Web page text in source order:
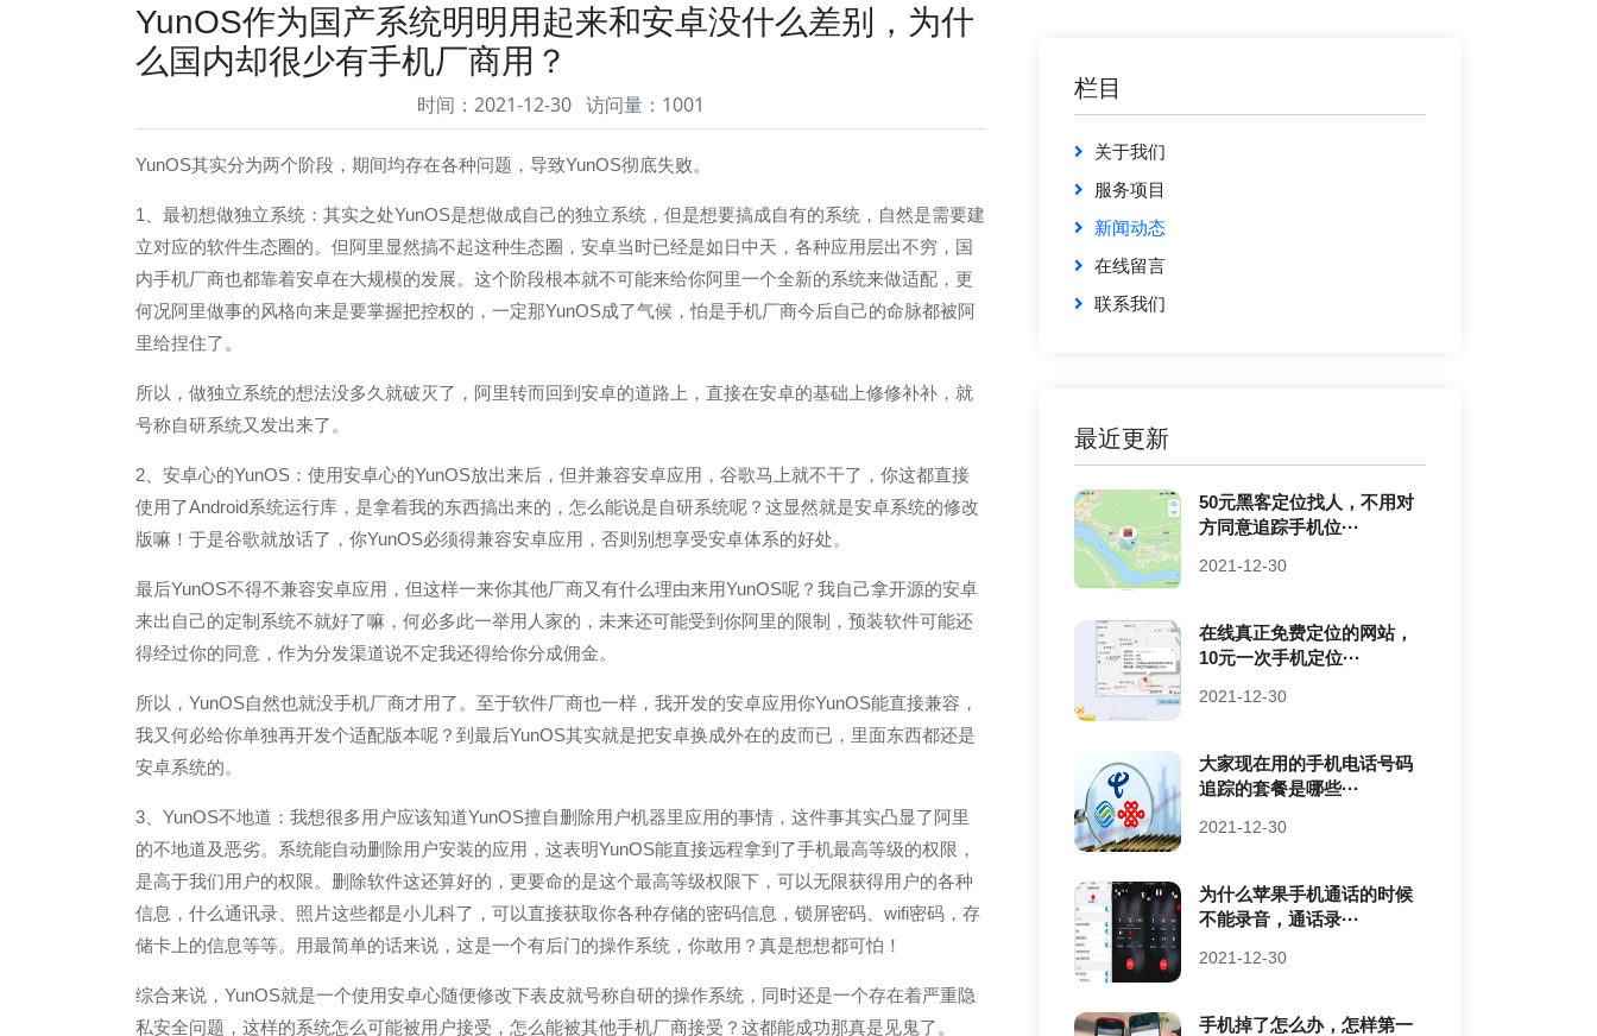
YunOS作为国产系统明明用起来和安卓没什么差别，为什
么国内却很少有手机厂商用？
时间：2021-12-30 访问量：1001
YunOS其实分为两个阶段，期间均存在各种问题，导致YunOS彻底失败。
1、最初想做独立系统：其实之处YunOS是想做成自己的独立系统，但是想要搞成自有的系统，自然是需要建
立对应的软件生态圈的。但阿里显然搞不起这种生态圈，安卓当时已经是如日中天，各种应用层出不穷，国
内手机厂商也都靠着安卓在大规模的发展。这个阶段根本就不可能来给你阿里一个全新的系统来做适配，更
何况阿里做事的风格向来是要掌握把控权的，一定那YunOS成了气候，怕是手机厂商今后自己的命脉都被阿
里给捏住了。
所以，做独立系统的想法没多久就破灭了，阿里转而回到安卓的道路上，直接在安卓的基础上修修补补，就
号称自研系统又发出来了。
2、安卓心的YunOS：使用安卓心的YunOS放出来后，但并兼容安卓应用，谷歌马上就不干了，你这都直接
使用了Android系统运行库，是拿着我的东西搞出来的，怎么能说是自研系统呢？这显然就是安卓系统的修改
版嘛！于是谷歌就放话了，你YunOS必须得兼容安卓应用，否则别想享受安卓体系的好处。
最后YunOS不得不兼容安卓应用，但这样一来你其他厂商又有什么理由来用YunOS呢？我自己拿开源的安卓
来出自己的定制系统不就好了嘛，何必多此一举用人家的，未来还可能受到你阿里的限制，预装软件可能还
得经过你的同意，作为分发渠道说不定我还得给你分成佣金。
所以，YunOS自然也就没手机厂商才用了。至于软件厂商也一样，我开发的安卓应用你YunOS能直接兼容，
我又何必给你单独再开发个适配版本呢？到最后YunOS其实就是把安卓换成外在的皮而已，里面东西都还是
安卓系统的。
3、YunOS不地道：我想很多用户应该知道YunOS擅自删除用户机器里应用的事情，这件事其实凸显了阿里
的不地道及恶劣。系统能自动删除用户安装的应用，这表明YunOS能直接远程拿到了手机最高等级的权限，
是高于我们用户的权限。删除软件这还算好的，更要命的是这个最高等级权限下，可以无限获得用户的各种
信息，什么通讯录、照片这些都是小儿科了，可以直接获取你各种存储的密码信息，锁屏密码、wifi密码，存
储卡上的信息等等。用最简单的话来说，这是一个有后门的操作系统，你敢用？真是想想都可怕！
综合来说，YunOS就是一个使用安卓心随便修改下表皮就号称自研的操作系统，同时还是一个存在着严重隐
私安全问题，这样的系统怎么可能被用户接受，怎么能被其他手机厂商接受？这都能成功那真是见鬼了。
栏目
关于我们
服务项目
新闻动态
在线留言
联系我们
最近更新
50元黑客定位找人，不用对
方同意追踪手机位···
2021-12-30
在线真正免费定位的网站，
10元一次手机定位···
2021-12-30
大家现在用的手机电话号码
追踪的套餐是哪些···
2021-12-30
为什么苹果手机通话的时候
不能录音，通话录···
2021-12-30
手机掉了怎么办，怎样第一